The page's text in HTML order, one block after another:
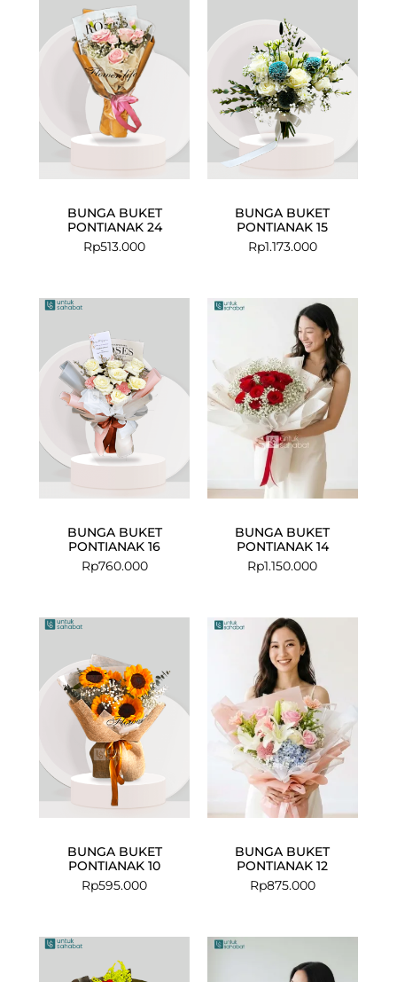
BUNGA BUKET
PONTIANAK 24
Rp513.000
BUNGA BUKET
PONTIANAK 15
Rp1.173.000
BUNGA BUKET
PONTIANAK 16
Rp760.000
BUNGA BUKET
PONTIANAK 14
Rp1.150.000
BUNGA BUKET
PONTIANAK 10
Rp595.000
BUNGA BUKET
PONTIANAK 12
Rp875.000